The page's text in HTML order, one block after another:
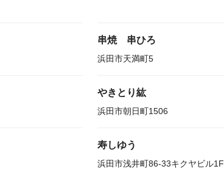
串焼 串ひろ
浜田市天満町5
やきとり紘
浜田市朝日町1506
寿しゆう
浜田市浅井町86-33キクヤビル1F